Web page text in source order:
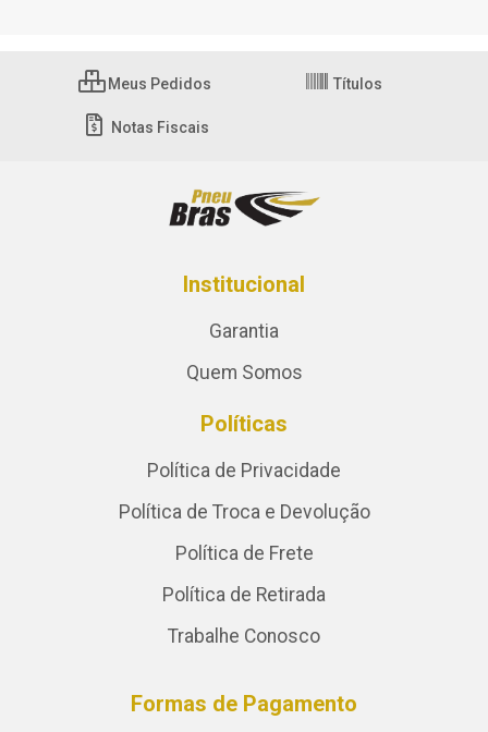
Meus Pedidos Títulos
Notas Fiscais
Institucional
Garantia
Quem Somos
Políticas
Política de Privacidade
Política de Troca e Devolução
Política de Frete
Política de Retirada
Trabalhe Conosco
Formas de Pagamento